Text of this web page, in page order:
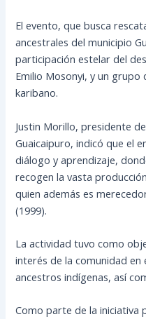
El evento, que busca
ancestrales del municipio
participación estelar del
Emilio Mosonyi, y un grupo
karibano.
Justin Morillo, presidente
Guaicaipuro, indicó que el
diálogo y aprendizaje,
recogen la vasta
quien además es
(1999).
La actividad tuvo como
interés de la comunidad en
ancestros indígenas, así
Como parte de la iniciativa